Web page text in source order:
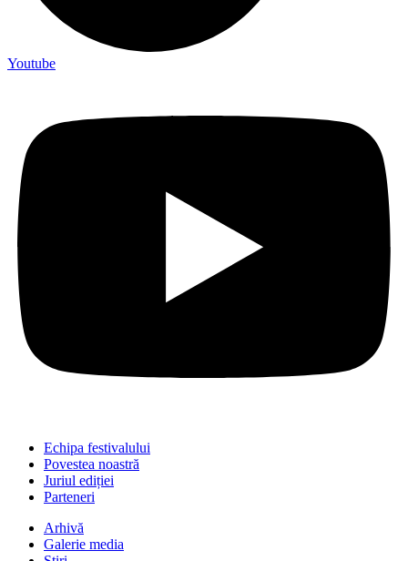
Youtube
Echipa festivalului
Povestea noastră
Juriul ediției
Parteneri
Arhivă
Galerie media